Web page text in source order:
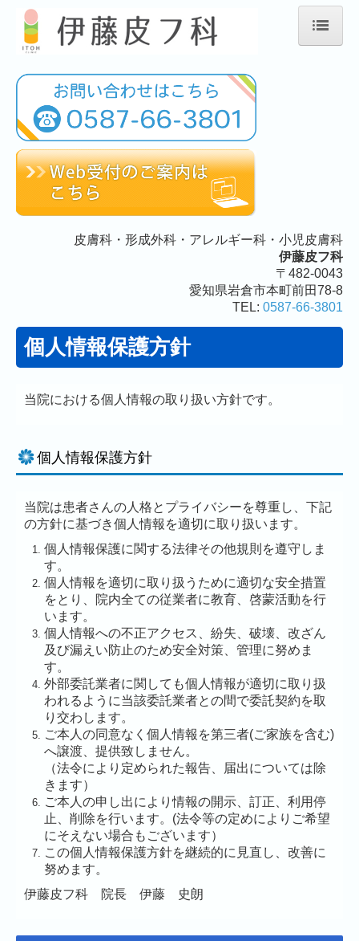
ホーム
当院について
初診の方へ
診療案内
施設、設備など
個人情報保護方針
皮膚科・形成外科・アレルギー科・小児皮膚科
伊藤皮フ科
〒482-0043
愛知県岩倉市本町前田78-8
TEL: 0587-66-3801
個人情報保護方針
当院における個人情報の取り扱い方針です。
個人情報保護方針
当院は患者さんの人格とプライバシーを尊重し、下記
の方針に基づき個人情報を適切に取り扱います。
個人情報保護に関する法律その他規則を遵守しま
す。
個人情報を適切に取り扱うために適切な安全措置
をとり、院内全ての従業者に教育、啓蒙活動を行
います。
個人情報への不正アクセス、紛失、破壊、改ざん
及び漏えい防止のため安全対策、管理に努めま
す。
外部委託業者に関しても個人情報が適切に取り扱
われるように当該委託業者との間で委託契約を取
り交わします。
ご本人の同意なく個人情報を第三者(ご家族を含む)
へ譲渡、提供致しません。
（法令により定められた報告、届出については除
きます）
ご本人の申し出により情報の開示、訂正、利用停
止、削除を行います。(法令等の定めによりご希望
にそえない場合もございます）
この個人情報保護方針を継続的に見直し、改善に
努めます。
伊藤皮フ科 院長 伊藤 史朗